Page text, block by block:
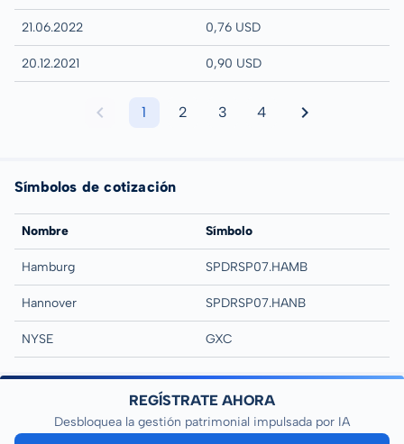
21.06.2022 0,76 USD
20.12.2021 0,90 USD
1 2 3 4
Símbolos de cotización
Nombre Símbolo
Hamburg SPDRSP07.HAMB
Hannover SPDRSP07.HANB
NYSE GXC
REGÍSTRATE AHORA
Desbloquea la gestión patrimonial impulsada por IA